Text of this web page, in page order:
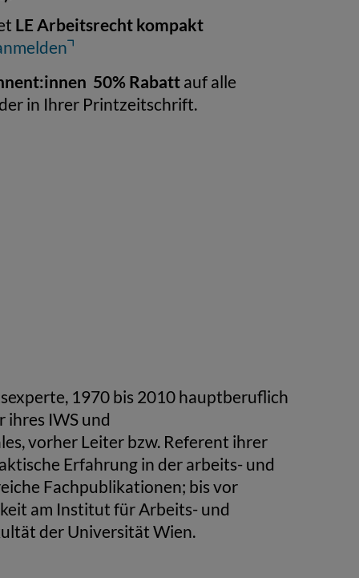
LE Arbeitsrecht kompakt
50% Rabattauf alle
in Ihrer Printzeitschrift.
1970 bis 2010 hauptberuflich
IWS und
vorher Leiter bzw. Referent ihrer
Erfahrung in der arbeits- und
Fachpublikationen; bis vor
am Institut für Arbeits- und
der Universität Wien.